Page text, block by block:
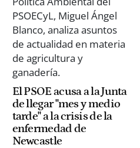
El PSOE acusa a la Junta
de llegar "mes y medio
tarde" a la crisis de la
enfermedad de
Newcastle